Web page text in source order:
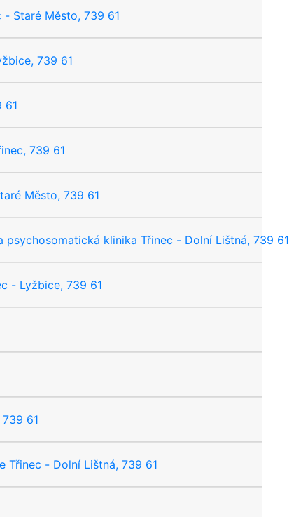
- Staré Město, 739 61
739 61
61
739 61
Město, 739 61
psychosomatická klinika Třinec - Dolní Lištná, 739 61
- Lyžbice, 739 61
61
Třinec - Dolní Lištná, 739 61